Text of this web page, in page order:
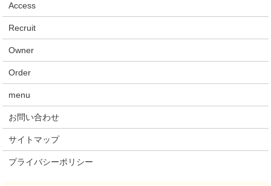
Access
Recruit
Owner
Order
menu
お問い合わせ
サイトマップ
プライバシーポリシー